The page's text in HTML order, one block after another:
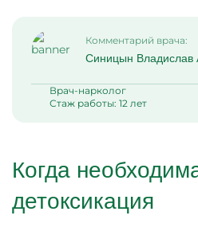
Комментарий врача:
Синицын Владислав
Врач-нарколог
Стаж работы: 12 лет
Когда
детоксикация